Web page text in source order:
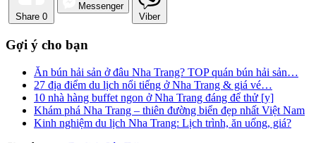
Share 0
Messenger
Viber
Gợi ý cho bạn
Ăn bún hải sản ở đâu Nha Trang? TOP quán bún hải sản…
27 địa điểm du lịch nổi tiếng ở Nha Trang & giá vé…
10 nhà hàng buffet ngon ở Nha Trang đáng để thử [y]
Khám phá Nha Trang – thiên đường biển đẹp nhất Việt Nam
Kinh nghiệm du lịch Nha Trang: Lịch trình, ăn uống, giá?